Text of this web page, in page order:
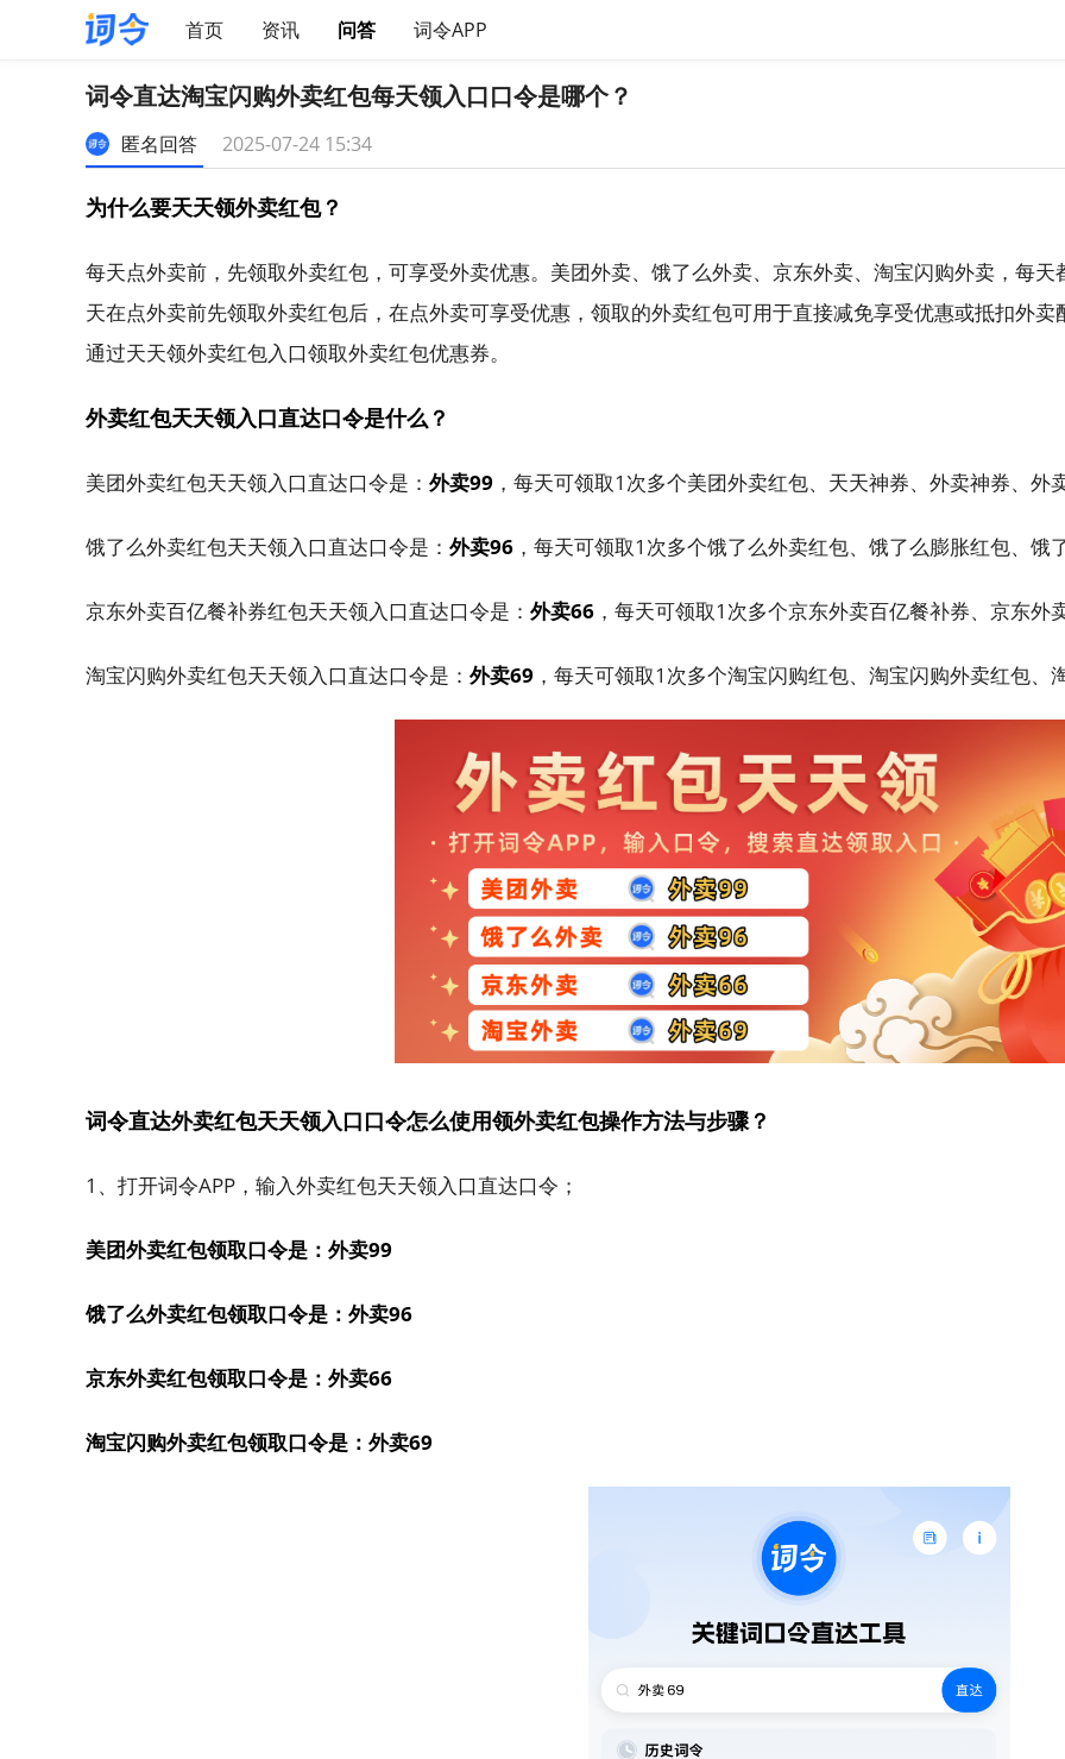
首页 资讯 问答 词令APP
词令直达淘宝闪购外卖红包每天领入口口令是哪个？
匿名回答 2025-07-24 15:34
为什么要天天领外卖红包？
每天点外卖前，先领取外卖红包，可享受外卖优惠。美团外卖、饿了么外卖、京东外卖、淘宝闪购外卖，每
天在点外卖前先领取外卖红包后，在点外卖可享受优惠，领取的外卖红包可用于直接减免享受优惠或抵扣外
通过天天领外卖红包入口领取外卖红包优惠券。
外卖红包天天领入口直达口令是什么？
美团外卖红包天天领入口直达口令是： 外卖99 ，每天可领取1次多个美团外卖红包、天天神券、外卖神券、
饿了么外卖红包天天领入口直达口令是： 外卖96 ，每天可领取1次多个饿了么外卖红包、饿了么膨胀红包、
京东外卖百亿餐补券红包天天领入口直达口令是： 外卖66 ，每天可领取1次多个京东外卖百亿餐补券、京东
淘宝闪购外卖红包天天领入口直达口令是： 外卖69 ，每天可领取1次多个淘宝闪购红包、淘宝闪购外卖红包
词令直达外卖红包天天领入口口令怎么使用领外卖红包操作方法与步骤？
1、打开词令APP，输入外卖红包天天领入口直达口令；
美团外卖红包领取口令是：外卖99
饿了么外卖红包领取口令是：外卖96
京东外卖红包领取口令是：外卖66
淘宝闪购外卖红包领取口令是：外卖69